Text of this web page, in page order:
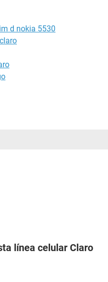
d nokia 5530
línea celular Claro